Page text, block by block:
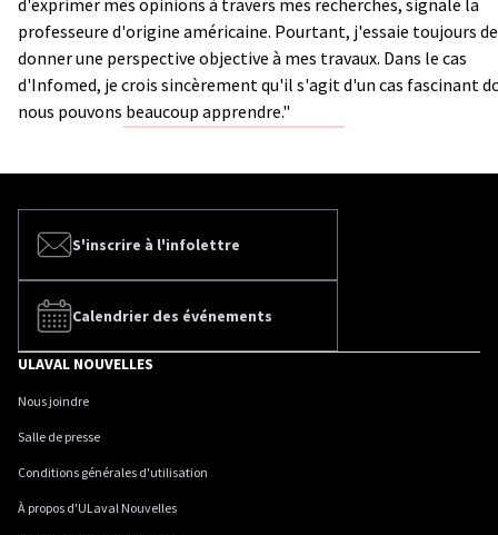
professeure d'origine américaine. Pourtant, j'essaie toujours de
donner une perspective objective à mes travaux. Dans le cas
d'Infomed, je crois sincèrement qu'il s'agit d'un cas fascinant
nous pouvons beaucoup apprendre."
S'inscrire à l'infolettre
Calendrier des événements
ULAVAL NOUVELLES
Nous joindre
Salle de presse
Conditions générales d'utilisation
À propos d'ULaval Nouvelles